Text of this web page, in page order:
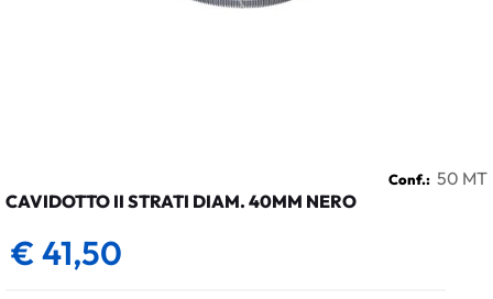
Conf.: 50 MT
CAVIDOTTO II STRATI DIAM. 40MM NERO
€ 41,50